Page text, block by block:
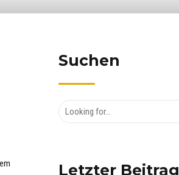
Suchen
Letzter Beitrag